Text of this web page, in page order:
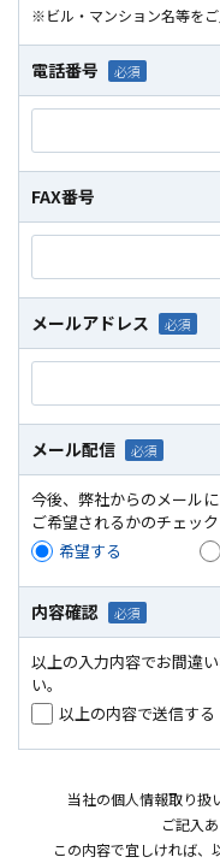
※ビル・マンション名等をご
電話番号
FAX番号
メールアドレス
メール配信
今後、弊社からのメール
ご希望されるかのチェック
希望する
内容確認
以上の入力内容でお間違
い。
以上の内容で送信する
当社の個人情報取り扱
ご記入
この内容で宜しければ、